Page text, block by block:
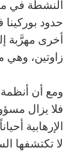
النشطة في
حدود
أخرى مهرَّبة
زاوتين،
ومع أن
فلا يزال
الإرهابية
لا تكتشفها